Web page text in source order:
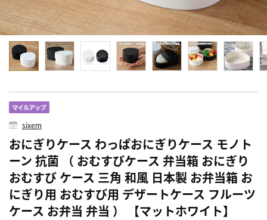
sixem
おにぎりケース わっぱおにぎりケース モノト
ーン 抗菌 （ おむすびケース 弁当箱 おにぎり
おむすび ケース 三角 和風 日本製 お弁当箱 お
にぎり用 おむすび用 デザートケース フルーツ
ケース お弁当 弁当 ） 【マットホワイト】